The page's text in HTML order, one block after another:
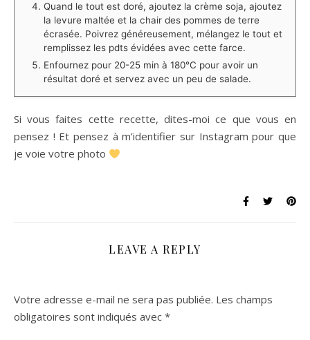
Quand le tout est doré, ajoutez la crème soja, ajoutez
la levure maltée et la chair des pommes de terre
écrasée. Poivrez généreusement, mélangez le tout et
remplissez les pdts évidées avec cette farce. ⁠
Enfournez pour 20-25 min à 180°C pour avoir un
résultat doré et servez avec un peu de salade.
Si vous faites cette recette, dites-moi ce que vous en
pensez ! Et pensez à m’identifier sur Instagram pour que
je voie votre photo
LEAVE A REPLY
Votre adresse e-mail ne sera pas publiée. Les champs
obligatoires sont indiqués avec *